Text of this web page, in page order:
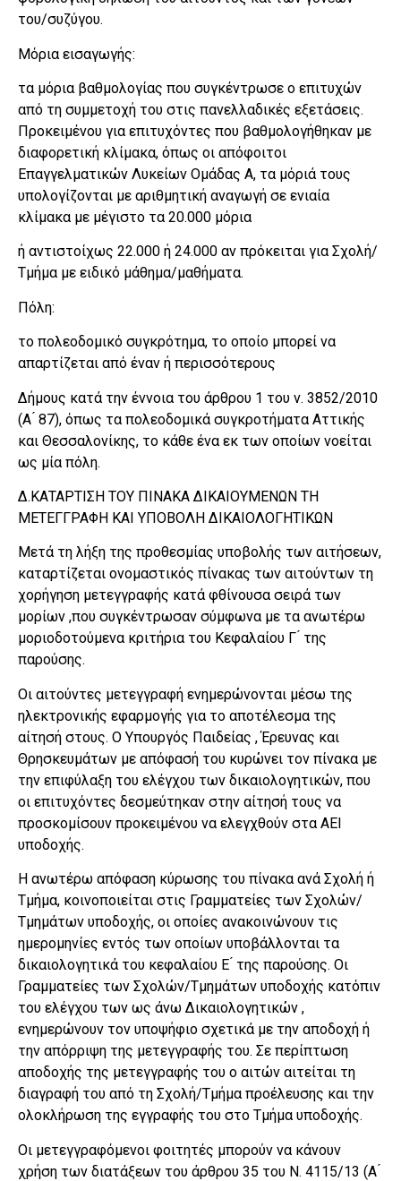
του/συζύγου.
Μόρια εισαγωγής:
τα μόρια βαθμολογίας που συγκέντρωσε ο επιτυχών
από τη συμμετοχή του στις πανελλαδικές εξετάσεις.
Προκειμένου για επιτυχόντες που βαθμολογήθηκαν με
διαφορετική κλίμακα, όπως οι απόφοιτοι
Επαγγελματικών Λυκείων Ομάδας Α, τα μόριά τους
υπολογίζονται με αριθμητική αναγωγή σε ενιαία
κλίμακα με μέγιστο τα 20.000 μόρια
ή αντιστοίχως 22.000 ή 24.000 αν πρόκειται για Σχολή/
Τμήμα με ειδικό μάθημα/μαθήματα.
Πόλη:
το πολεοδομικό συγκρότημα, το οποίο μπορεί να
απαρτίζεται από έναν ή περισσότερους
Δήμους κατά την έννοια του άρθρου 1 του ν. 3852/2010
(Α ́ 87), όπως τα πολεοδομικά συγκροτήματα Αττικής
και Θεσσαλονίκης, το κάθε ένα εκ των οποίων νοείται
ως μία πόλη.
Δ.ΚΑΤΑΡΤΙΣΗ ΤΟΥ ΠΙΝΑΚΑ ΔΙΚΑΙΟΥΜΕΝΩΝ ΤΗ
ΜΕΤΕΓΓΡΑΦΗ ΚΑΙ ΥΠΟΒΟΛΗ ΔΙΚΑΙΟΛΟΓΗΤΙΚΩΝ
Μετά τη λήξη της προθεσμίας υποβολής των αιτήσεων,
καταρτίζεται ονομαστικός πίνακας των αιτούντων τη
χορήγηση μετεγγραφής κατά φθίνουσα σειρά των
μορίων ,που συγκέντρωσαν σύμφωνα με τα ανωτέρω
μοριοδοτούμενα κριτήρια του Κεφαλαίου Γ ́ της
παρούσης.
Οι αιτούντες μετεγγραφή ενημερώνονται μέσω της
ηλεκτρονικής εφαρμογής για το αποτέλεσμα της
αίτησή στους. Ο Υπουργός Παιδείας , Έρευνας και
Θρησκευμάτων με απόφασή του κυρώνει τον πίνακα με
την επιφύλαξη του ελέγχου των δικαιολογητικών, που
οι επιτυχόντες δεσμεύτηκαν στην αίτησή τους να
προσκομίσουν προκειμένου να ελεγχθούν στα ΑΕΙ
υποδοχής.
Η ανωτέρω απόφαση κύρωσης του πίνακα ανά Σχολή ή
Τμήμα, κοινοποιείται στις Γραμματείες των Σχολών/
Τμημάτων υποδοχής, οι οποίες ανακοινώνουν τις
ημερομηνίες εντός των οποίων υποβάλλονται τα
δικαιολογητικά του κεφαλαίου Ε ́ της παρούσης. Οι
Γραμματείες των Σχολών/Τμημάτων υποδοχής κατόπιν
του ελέγχου των ως άνω Δικαιολογητικών ,
ενημερώνουν τον υποψήφιο σχετικά με την αποδοχή ή
την απόρριψη της μετεγγραφής του. Σε περίπτωση
αποδοχής της μετεγγραφής του ο αιτών αιτείται τη
διαγραφή του από τη Σχολή/Τμήμα προέλευσης και την
ολοκλήρωση της εγγραφής του στο Τμήμα υποδοχής.
Οι μετεγγραφόμενοι φοιτητές μπορούν να κάνουν
χρήση των διατάξεων του άρθρου 35 του Ν. 4115/13 (Α ́